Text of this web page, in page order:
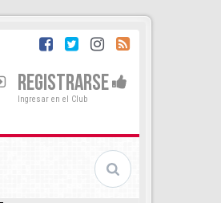
REGISTRARSE
Ingresar en el Club